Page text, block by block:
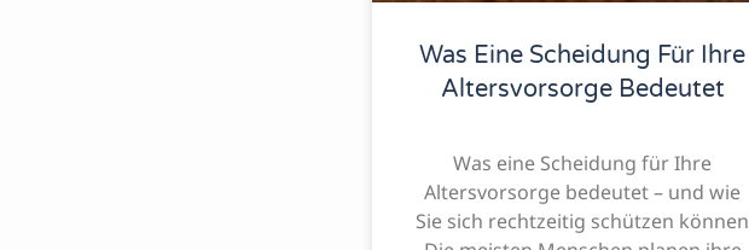
Was Eine Scheidung Für Ihre
Altersvorsorge Bedeutet
Was eine Scheidung für Ihre
Altersvorsorge bedeutet – und wie
Sie sich rechtzeitig schützen können